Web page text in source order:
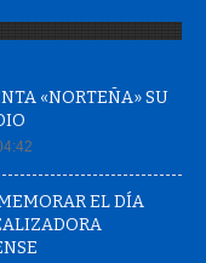
«NORTEÑA» SU
EL DÍA